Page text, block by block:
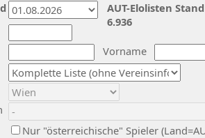
Vorname
Nur "österreichische" Spieler
AUT-Elolisten
6.936